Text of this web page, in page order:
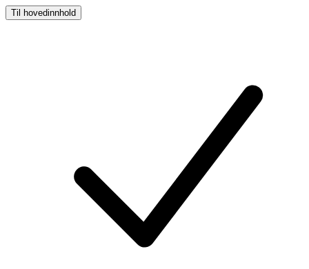
Til hovedinnhold